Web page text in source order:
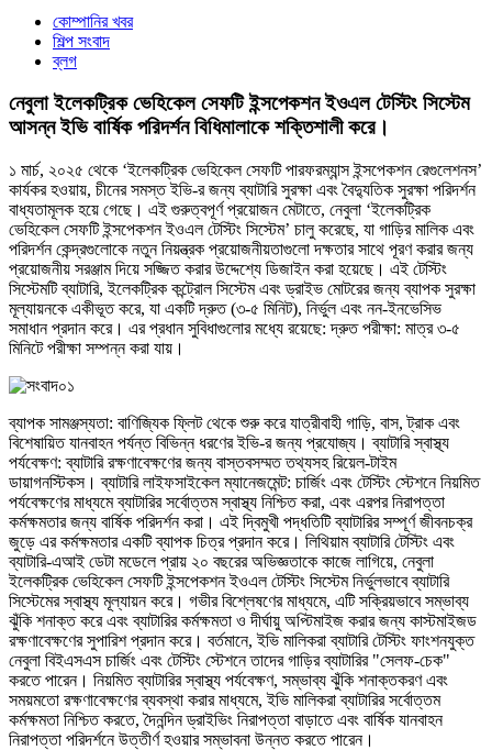
কোম্পানির খবর
শিল্প সংবাদ
ব্লগ
নেবুলা ইলেকট্রিক ভেহিকেল সেফটি ইন্সপেকশন ইওএল টেস্টিং সিস্টেম
আসন্ন ইভি বার্ষিক পরিদর্শন বিধিমালাকে শক্তিশালী করে।
১ মার্চ, ২০২৫ থেকে ‘ইলেকট্রিক ভেহিকেল সেফটি পারফরম্যান্স ইন্সপেকশন রেগুলেশনস’
কার্যকর হওয়ায়, চীনের সমস্ত ইভি-র জন্য ব্যাটারি সুরক্ষা এবং বৈদ্যুতিক সুরক্ষা পরিদর্শন
বাধ্যতামূলক হয়ে গেছে। এই গুরুত্বপূর্ণ প্রয়োজন মেটাতে, নেবুলা ‘ইলেকট্রিক
ভেহিকেল সেফটি ইন্সপেকশন ইওএল টেস্টিং সিস্টেম’ চালু করেছে, যা গাড়ির মালিক এবং
পরিদর্শন কেন্দ্রগুলোকে নতুন নিয়ন্ত্রক প্রয়োজনীয়তাগুলো দক্ষতার সাথে পূরণ করার জন্য
প্রয়োজনীয় সরঞ্জাম দিয়ে সজ্জিত করার উদ্দেশ্যে ডিজাইন করা হয়েছে। এই টেস্টিং
সিস্টেমটি ব্যাটারি, ইলেকট্রিক কন্ট্রোল সিস্টেম এবং ড্রাইভ মোটরের জন্য ব্যাপক সুরক্ষা
মূল্যায়নকে একীভূত করে, যা একটি দ্রুত (৩-৫ মিনিট), নির্ভুল এবং নন-ইনভেসিভ
সমাধান প্রদান করে। এর প্রধান সুবিধাগুলোর মধ্যে রয়েছে: দ্রুত পরীক্ষা: মাত্র ৩-৫
মিনিটে পরীক্ষা সম্পন্ন করা যায়।
ব্যাপক সামঞ্জস্যতা: বাণিজ্যিক ফ্লিট থেকে শুরু করে যাত্রীবাহী গাড়ি, বাস, ট্রাক এবং
বিশেষায়িত যানবাহন পর্যন্ত বিভিন্ন ধরণের ইভি-র জন্য প্রযোজ্য। ব্যাটারি স্বাস্থ্য
পর্যবেক্ষণ: ব্যাটারি রক্ষণাবেক্ষণের জন্য বাস্তবসম্মত তথ্যসহ রিয়েল-টাইম
ডায়াগনস্টিকস। ব্যাটারি লাইফসাইকেল ম্যানেজমেন্ট: চার্জিং এবং টেস্টিং স্টেশনে নিয়মিত
পর্যবেক্ষণের মাধ্যমে ব্যাটারির সর্বোত্তম স্বাস্থ্য নিশ্চিত করা, এবং এরপর নিরাপত্তা
কর্মক্ষমতার জন্য বার্ষিক পরিদর্শন করা। এই দ্বিমুখী পদ্ধতিটি ব্যাটারির সম্পূর্ণ জীবনচক্র
জুড়ে এর কর্মক্ষমতার একটি ব্যাপক চিত্র প্রদান করে। লিথিয়াম ব্যাটারি টেস্টিং এবং
ব্যাটারি-এআই ডেটা মডেলে প্রায় ২০ বছরের অভিজ্ঞতাকে কাজে লাগিয়ে, নেবুলা
ইলেকট্রিক ভেহিকেল সেফটি ইন্সপেকশন ইওএল টেস্টিং সিস্টেম নির্ভুলভাবে ব্যাটারি
সিস্টেমের স্বাস্থ্য মূল্যায়ন করে। গভীর বিশ্লেষণের মাধ্যমে, এটি সক্রিয়ভাবে সম্ভাব্য
ঝুঁকি শনাক্ত করে এবং ব্যাটারির কর্মক্ষমতা ও দীর্ঘায়ু অপ্টিমাইজ করার জন্য কাস্টমাইজড
রক্ষণাবেক্ষণের সুপারিশ প্রদান করে। বর্তমানে, ইভি মালিকরা ব্যাটারি টেস্টিং ফাংশনযুক্ত
নেবুলা বিইএসএস চার্জিং এবং টেস্টিং স্টেশনে তাদের গাড়ির ব্যাটারির "সেলফ-চেক"
করতে পারেন। নিয়মিত ব্যাটারির স্বাস্থ্য পর্যবেক্ষণ, সম্ভাব্য ঝুঁকি শনাক্তকরণ এবং
সময়মতো রক্ষণাবেক্ষণের ব্যবস্থা করার মাধ্যমে, ইভি মালিকরা ব্যাটারির সর্বোত্তম
কর্মক্ষমতা নিশ্চিত করতে, দৈনন্দিন ড্রাইভিং নিরাপত্তা বাড়াতে এবং বার্ষিক যানবাহন
নিরাপত্তা পরিদর্শনে উত্তীর্ণ হওয়ার সম্ভাবনা উন্নত করতে পারেন।